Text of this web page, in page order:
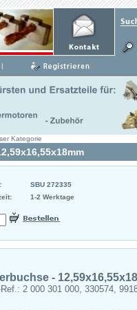
|
Kategorie
SBU 272335
1-2 Werktage
-
2 000 301 000, 330574,